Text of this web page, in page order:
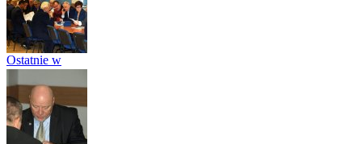
Ostatnie w
posi... (28)